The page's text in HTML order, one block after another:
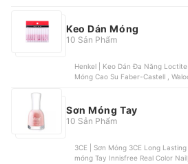
Keo Dán Móng
10 Sản Phẩm
Henkel | Keo Dán Đa Năng Loctite 401,
Móng Cao Su Faber-Castell , Waloc | Keo Dán Móng Waloc, Huaxi
Sơn Móng Tay
10 Sản Phẩm
3CE | Sơn Móng 3CE Long
móng Tay Innisfree Real Color